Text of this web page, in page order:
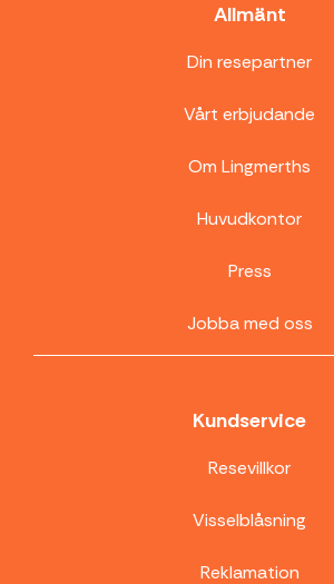
Allmänt
Din resepartner
Vårt erbjudande
Om Lingmerths
Huvudkontor
Press
Jobba med oss
Kundservice
Resevillkor
Visselblåsning
Reklamation